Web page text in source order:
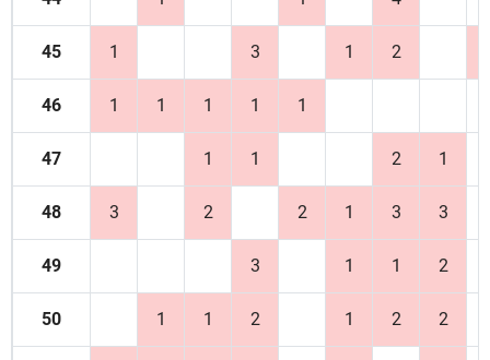
45 1 3 1 2
46 1 1 1 1 1
47 1 1 2 1
48 3 2 2 1 3 3
49 3 1 1 2
50 1 1 2 1 2 2